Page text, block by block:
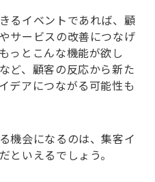
るイベントであれば、顧
サービスの改善につなげ
っとこんな機能が欲し
ど、顧客の反応から新た
デアにつながる可能性も
機会になるのは、集客イ
といえるでしょう。